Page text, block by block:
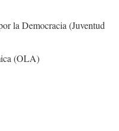
la Democracia (Juventud
(OLA)